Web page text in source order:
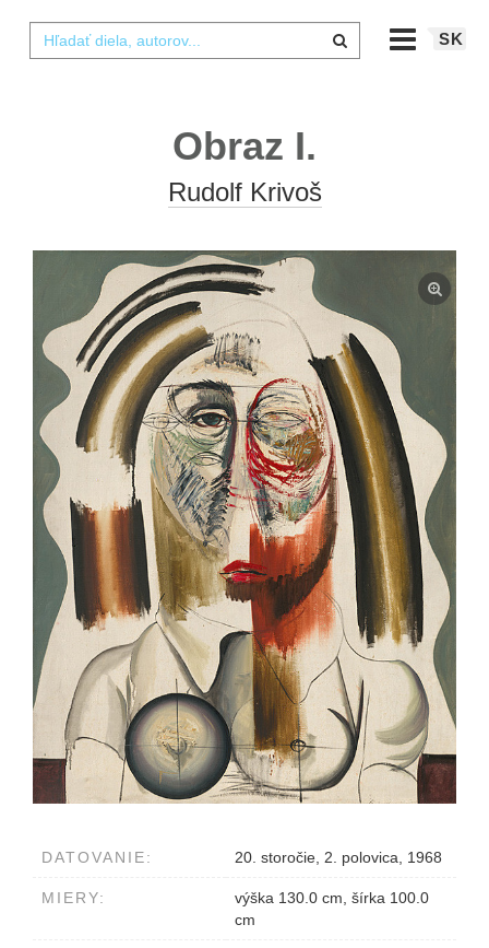
SK
Obraz I.
Rudolf Krivoš
DATOVANIE: 20. storočie, 2. polovica, 1968
MIERY:
výška 130.0 cm, šírka 100.0
cm